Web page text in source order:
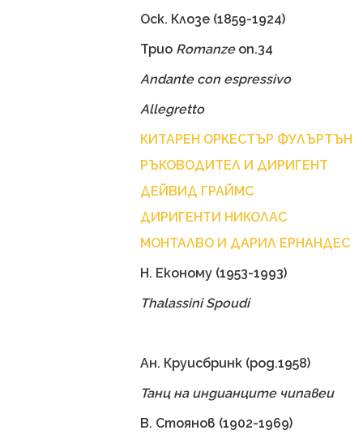
Оск. Клозе (1859-1924)
Трио Romanze оп.34
Andante con espressivo
Allegretto
КИТАРЕН ОРКЕСТЪР ФУЛЪРТЪН
РЪКОВОДИТЕЛ И ДИРИГЕНТ
ДЕЙВИД ГРАЙМС
ДИРИГЕНТИ НИКОЛАС
МОНТАЛВО И ДАРИЛ ЕРНАНДЕС
Н. Економу (1953-1993)
Thalassini Spoudi
Ан. Круисбринк (род.1958)
Танц на индианците чипавеи
В. Стоянов (1902-1969)